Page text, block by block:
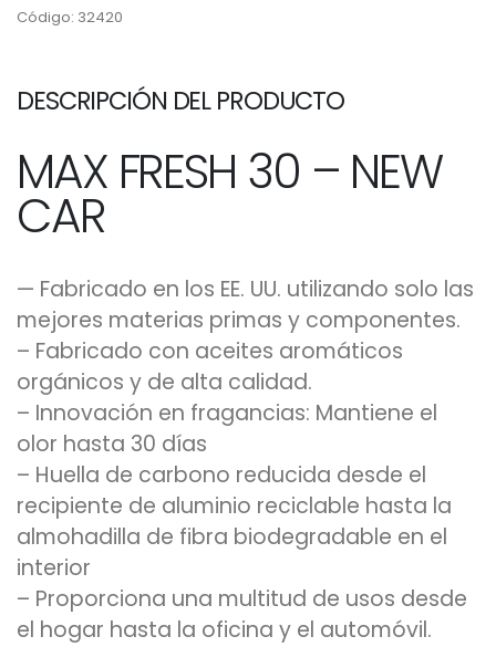
Código: 32420
DESCRIPCIÓN DEL PRODUCTO
MAX FRESH 30 – NEW
CAR
— Fabricado en los EE. UU. utilizando solo las
mejores materias primas y componentes.
– Fabricado con aceites aromáticos
orgánicos y de alta calidad.
– Innovación en fragancias: Mantiene el
olor hasta 30 días
– Huella de carbono reducida desde el
recipiente de aluminio reciclable hasta la
almohadilla de fibra biodegradable en el
interior
– Proporciona una multitud de usos desde
el hogar hasta la oficina y el automóvil.